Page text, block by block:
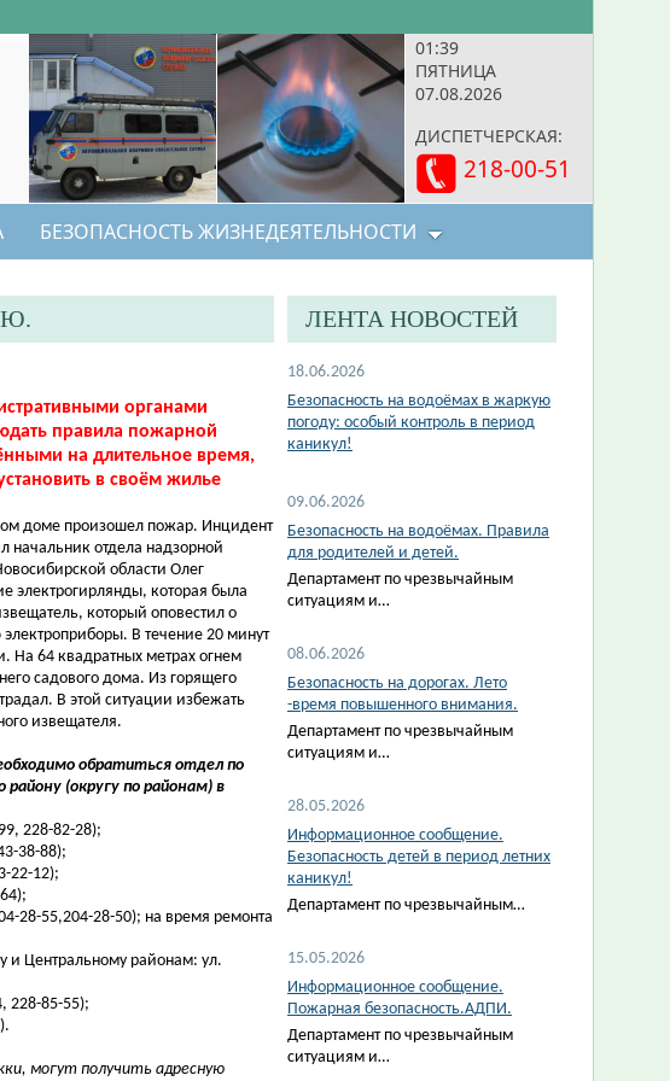
01:39
ПЯТНИЦА
07.08.2026
ДИСПЕТЧЕРСКАЯ:
218-00-51
БЕЗОПАСНОСТЬ ЖИЗНЕДЕЯТЕЛЬНОСТИ
органами
правила пожарной
на длительное время,
в своём жилье
доме произошел пожар. Инцидент
отдела надзорной
области Олег
электрогирлянды, которая была
который оповестил о
В течение 20 минут
На 64 квадратных метрах огнем
садового дома. Из горящего
В этой ситуации избежать
извещателя.
обратиться отдел по
(округу по районам) в
228-82-28);
38-88);
22-12);
28-55,204-28-50); на время ремонта
и Центральному районам: ул.
228-85-55);
могут получить адресную
ЛЕНТА НОВОСТЕЙ
18.06.2026
Безопасность на водоёмах в жаркую
погоду: особый контроль в период
каникул!
09.06.2026
Безопасность на водоёмах. Правила
для родителей и детей.
Департамент по чрезвычайным
ситуациям и…
08.06.2026
Безопасность на дорогах. Лето
-время повышенного внимания.
Департамент по чрезвычайным
ситуациям и…
28.05.2026
Информационное сообщение.
Безопасность детей в период летних
каникул!
Департамент по чрезвычайным…
15.05.2026
Информационное сообщение.
Пожарная безопасность.АДПИ.
Департамент по чрезвычайным
ситуациям и…